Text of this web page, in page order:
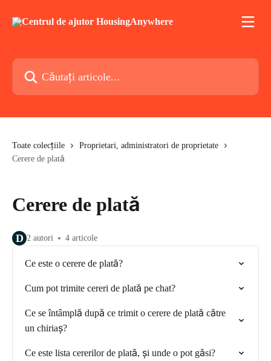
Căutați articole...
Toate colecțiile
Proprietari, administratori de proprietate
Cerere de plată
Cerere de plată
D 2 autori 4 articole
Ce este o cerere de plată?
Cum pot trimite cereri de plată pe chat?
Ce se întâmplă după ce trimit o cerere de plată către
un chiriaș?
Ce este lista cererilor de plată, și unde o pot găsi?